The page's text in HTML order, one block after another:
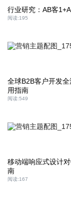
行业研究：AB客
阅读:195
全球B2B客户开发
用指南
阅读:549
移动端响应式设计
南
阅读:167